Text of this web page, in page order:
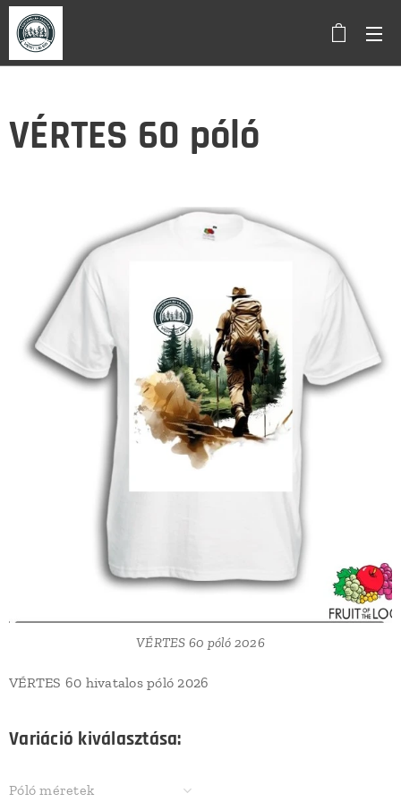
VÉRTES 60 póló
VÉRTES 60 póló 2026
VÉRTES 60 hivatalos póló 2026
Variáció kiválasztása:
Póló méretek